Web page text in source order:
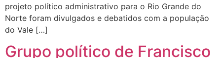
projeto político administrativo para o Rio Grande do
Norte foram divulgados e debatidos com a população
do Vale […]
Grupo político de Francisco